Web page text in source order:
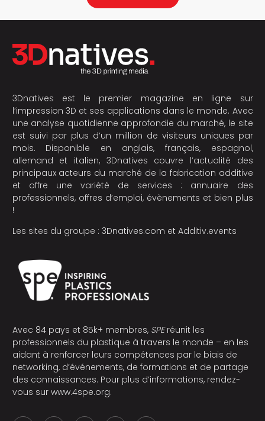
3Dnatives est le premier magazine en ligne sur
l’impression 3D et ses applications dans le monde. Avec
une analyse quotidienne approfondie du marché, le site
est suivi par plus d’un million de visiteurs uniques par
mois. Disponible en anglais, français, espagnol,
allemand et italien, 3Dnatives couvre l’actualité des
principaux acteurs du marché de la fabrication additive
et offre une variété de services : annuaire des
professionnels, offres d’emploi, évènements et bien plus
!
Les sites du groupe : 3Dnatives.com et Additiv.events
Avec 84 pays et 85k+ membres, SPEréunit les
professionnels du plastique à travers le monde – en les
aidant à renforcer leurs compétences par le biais de
networking, d’événements, de formations et de partage
des connaissances. Pour plus d’informations, rendez-
vous sur www.4spe.org.